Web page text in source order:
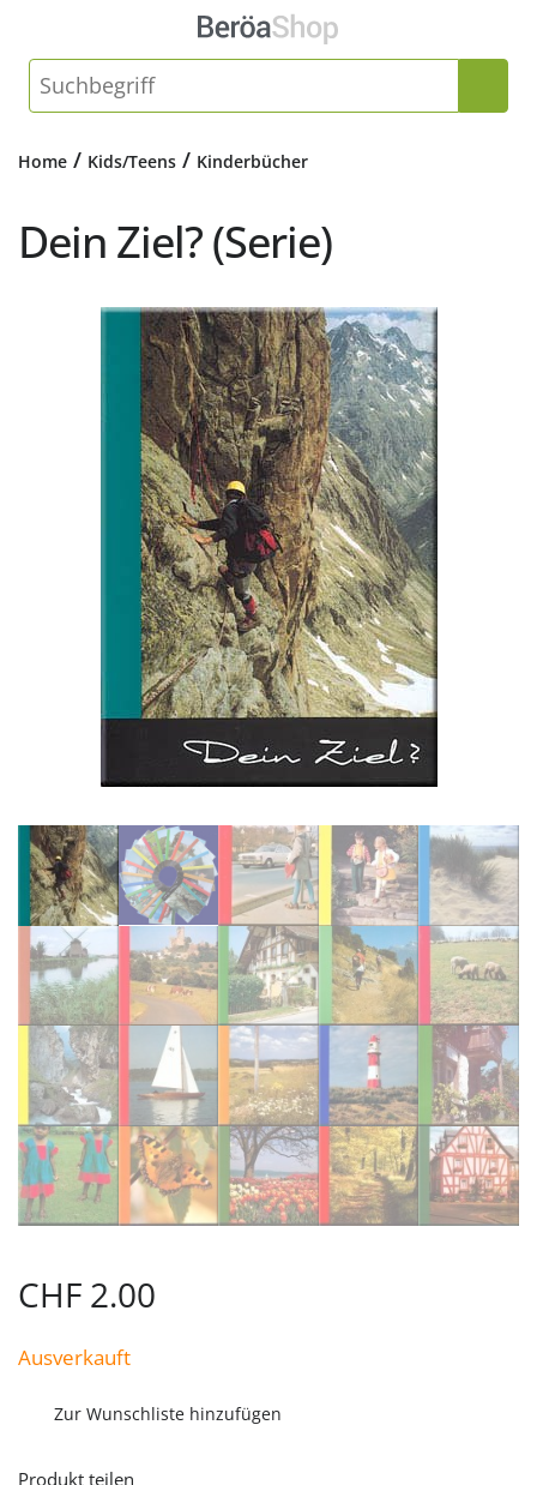
Home / Kids/Teens / Kinderbücher
Dein Ziel? (Serie)
CHF 2.00
Ausverkauft
Zur Wunschliste hinzufügen
Produkt teilen